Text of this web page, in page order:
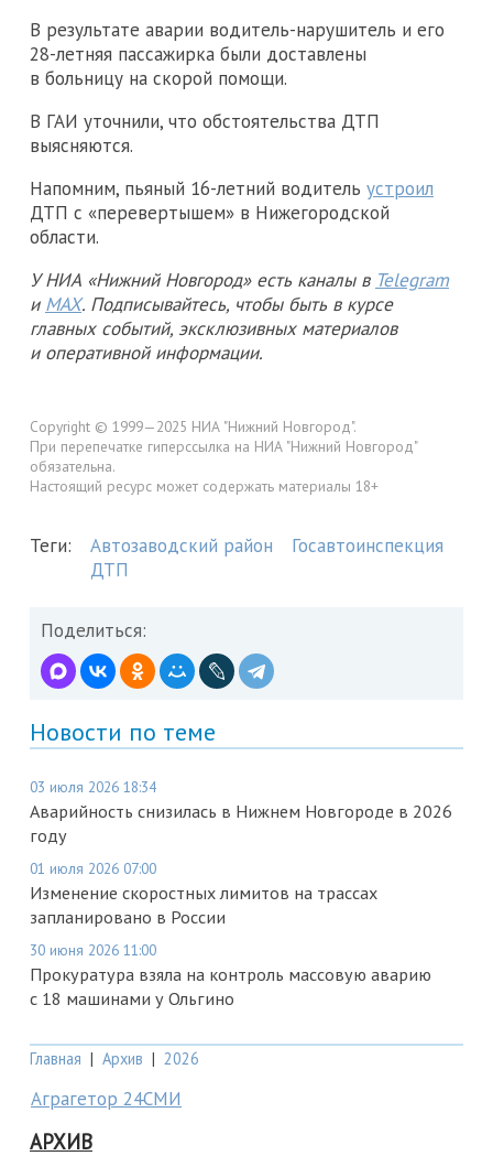
В результате аварии водитель-нарушитель и его
28-летняя пассажирка были доставлены
в больницу на скорой помощи.
В ГАИ уточнили, что обстоятельства ДТП
выясняются.
Напомним, пьяный 16-летний водитель устроил
ДТП с «перевертышем» в Нижегородской
области.
У НИА «Нижний Новгород» есть каналы в Telegram
и MAX. Подписывайтесь, чтобы быть в курсе
главных событий, эксклюзивных материалов
и оперативной информации.
Copyright © 1999—2025 НИА "Нижний Новгород".
При перепечатке гиперссылка на НИА "Нижний Новгород"
обязательна.
Настоящий ресурс может содержать материалы 18+
Теги: Автозаводский район
Госавтоинспекция
ДТП
Поделиться:
Новости по теме
03 июля 2026 18:34
Аварийность снизилась в Нижнем Новгороде в 2026
году
01 июля 2026 07:00
Изменение скоростных лимитов на трассах
запланировано в России
30 июня 2026 11:00
Прокуратура взяла на контроль массовую аварию
с 18 машинами у Ольгино
Главная | Архив | 2026
Аграгетор 24СМИ
АРХИВ